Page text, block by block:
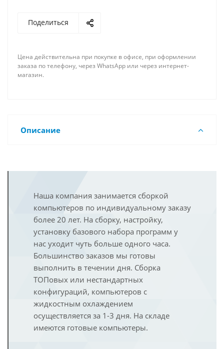
Поделиться
Цена действительна при покупке в офисе, при оформлении
заказа по телефону, через WhatsApp или через интернет-
магазин.
Описание
Наша компания занимается сборкой
компьютеров по индивидуальному заказу
более 20 лет. На сборку, настройку,
установку базового набора программ у
нас уходит чуть больше одного часа.
Большинство заказов мы готовы
выполнить в течении дня. Сборка
ТОПовых или нестандартных
конфигураций, компьютеров с
жидкостным охлаждением
осуществляется за 1-3 дня. На складе
имеются готовые компьютеры.